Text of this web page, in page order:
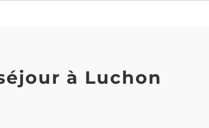
à Luchon